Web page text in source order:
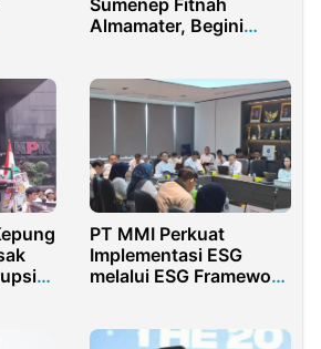
Almamater, Begini
PT MMI Perkuat
Implementasi ESG
melalui ESG Framework